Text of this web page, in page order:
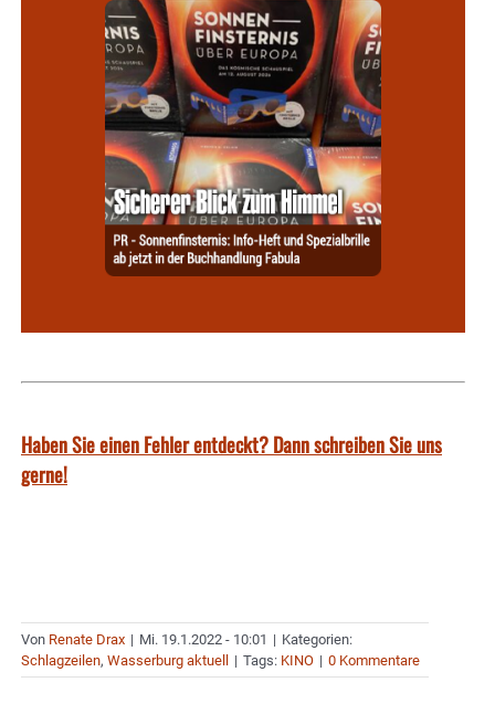
Haben Sie einen Fehler entdeckt? Dann schreiben Sie uns
gerne!
Von Renate Drax | Mi. 19.1.2022 - 10:01 | Kategorien:
Schlagzeilen, Wasserburg aktuell | Tags: KINO | 0 Kommentare